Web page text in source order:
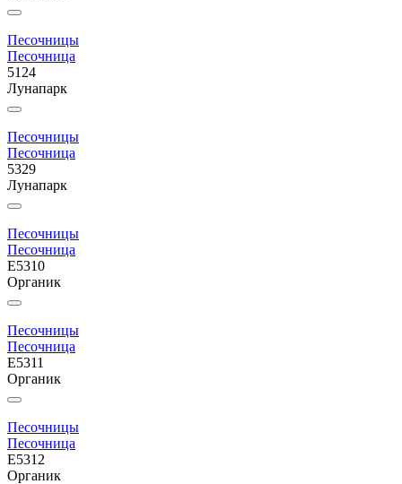
Песочницы
Песочница
5124
Лунапарк
Песочницы
Песочница
5329
Лунапарк
Песочницы
Песочница
E5310
Органик
Песочницы
Песочница
E5311
Органик
Песочницы
Песочница
E5312
Органик